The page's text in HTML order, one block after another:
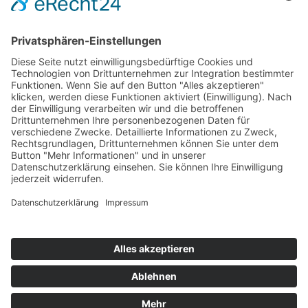
Impressum
AGB
Cookie-Einstellungen
Werbe-Einwilligungen